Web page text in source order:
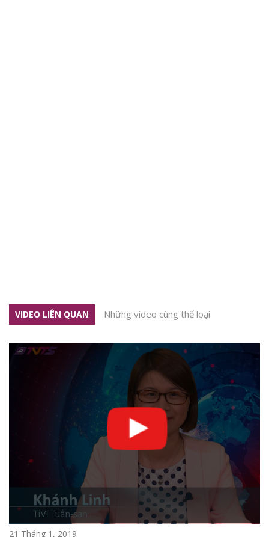
VIDEO LIÊN QUAN Những video cùng thể loại
21 Tháng 1, 2019